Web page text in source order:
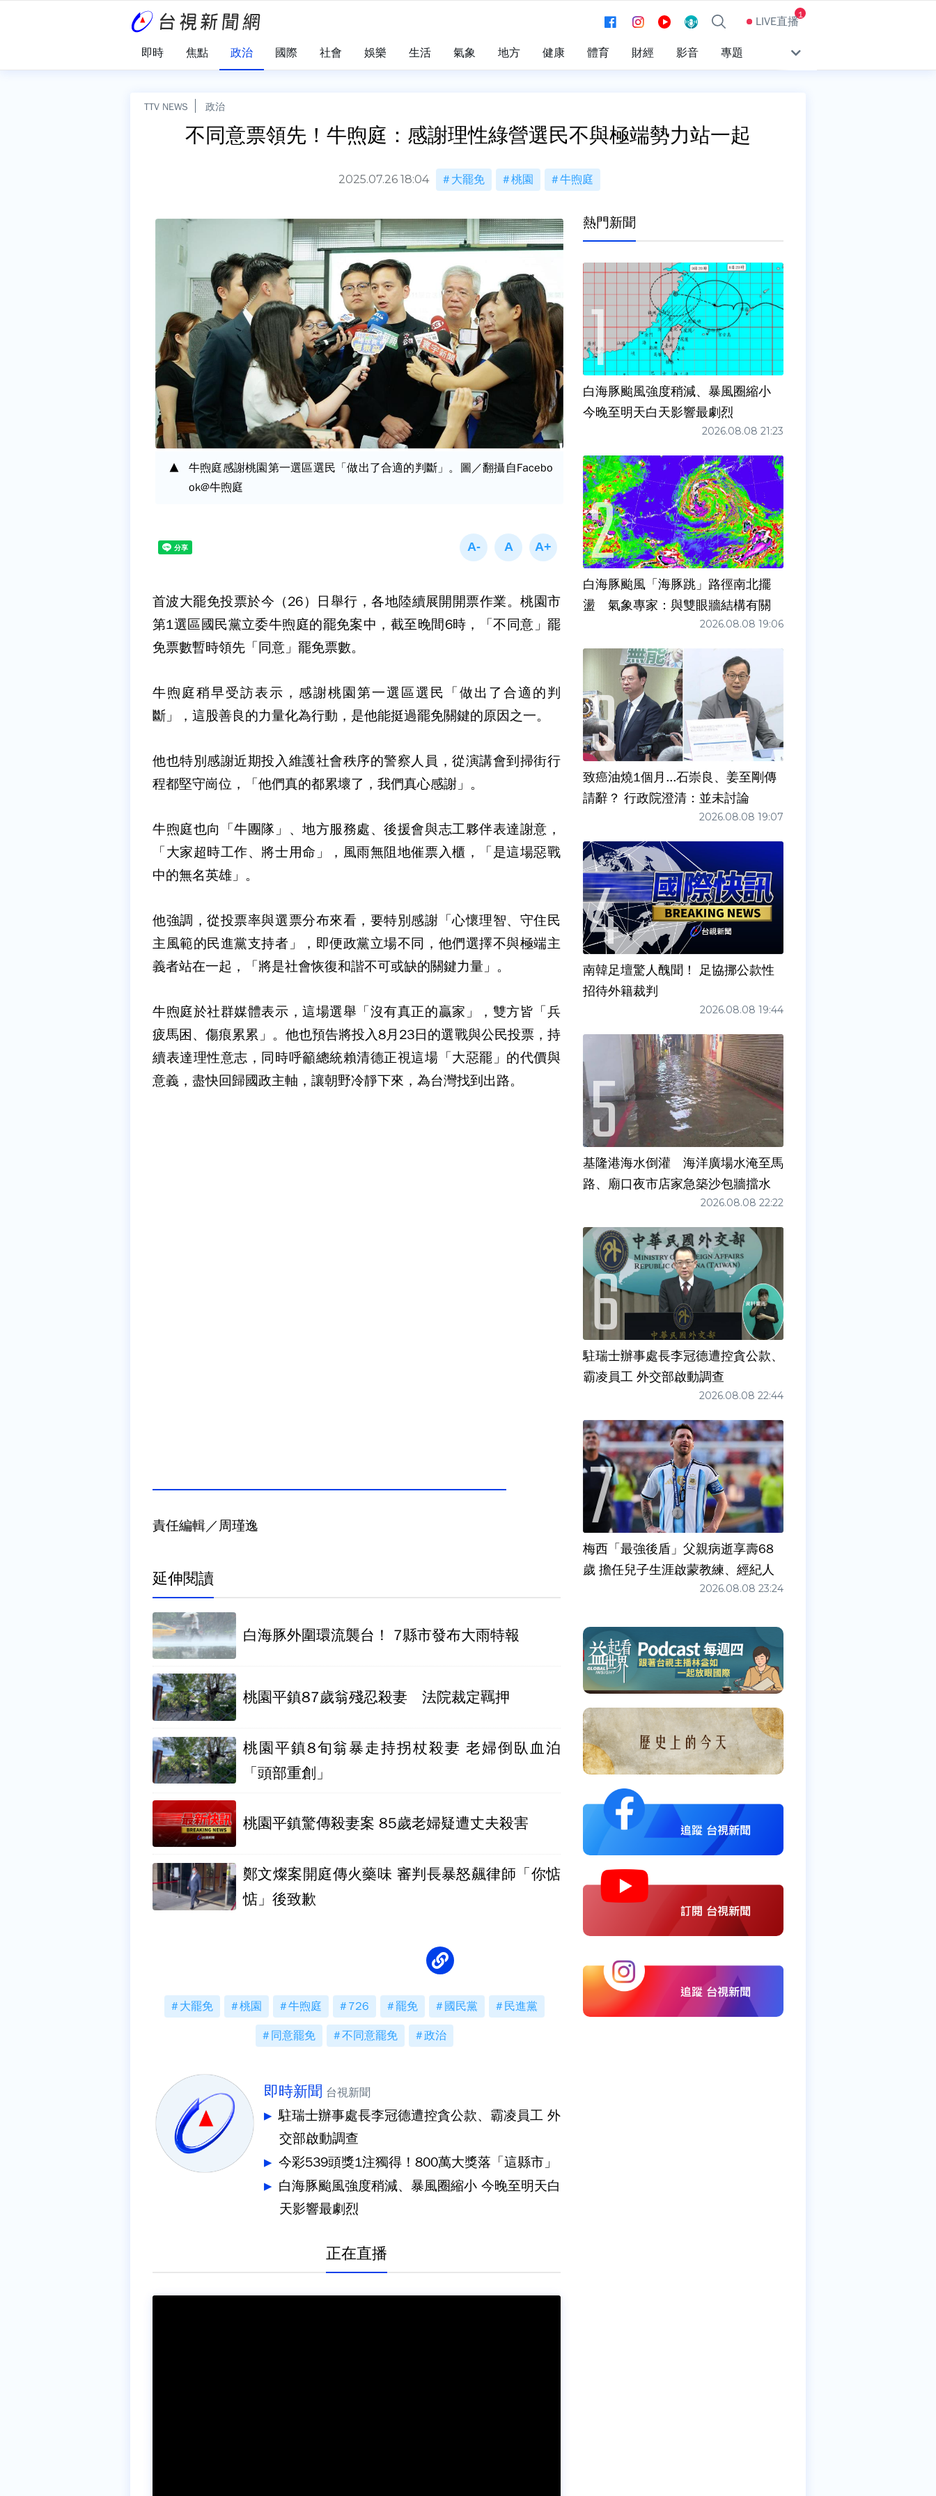
LIVE直播1
即時 焦點 政治 國際 社會 娛樂 生活 氣象 地方 健康 體育 財經 影音 專題
TTV NEWS 政治
不同意票領先！牛煦庭：感謝理性綠營選民不與極端勢力站一起
2025.07.26 18:04 大罷免 桃園 牛煦庭
牛煦庭感謝桃園第一選區選民「做出了合適的判斷」。圖／翻攝自Facebo
ok@牛煦庭
首波大罷免投票於今（26）日舉行，各地陸續展開開票作業。桃園市
第1選區國民黨立委牛煦庭的罷免案中，截至晚間6時，「不同意」罷
免票數暫時領先「同意」罷免票數。
牛煦庭稍早受訪表示，感謝桃園第一選區選民「做出了合適的判
斷」，這股善良的力量化為行動，是他能挺過罷免關鍵的原因之一。
他也特別感謝近期投入維護社會秩序的警察人員，從演講會到掃街行
程都堅守崗位，「他們真的都累壞了，我們真心感謝」。
牛煦庭也向「牛團隊」、地方服務處、後援會與志工夥伴表達謝意，
「大家超時工作、將士用命」，風雨無阻地催票入櫃，「是這場惡戰
中的無名英雄」。
他強調，從投票率與選票分布來看，要特別感謝「心懷理智、守住民
主風範的民進黨支持者」，即便政黨立場不同，他們選擇不與極端主
義者站在一起，「將是社會恢復和諧不可或缺的關鍵力量」。
牛煦庭於社群媒體表示，這場選舉「沒有真正的贏家」，雙方皆「兵
疲馬困、傷痕累累」。他也預告將投入8月23日的選戰與公民投票，持
續表達理性意志，同時呼籲總統賴清德正視這場「大惡罷」的代價與
意義，盡快回歸國政主軸，讓朝野冷靜下來，為台灣找到出路。
責任編輯／周瑾逸
延伸閱讀
白海豚外圍環流襲台！ 7縣市發布大雨特報
桃園平鎮87歲翁殘忍殺妻 法院裁定羈押
桃園平鎮8旬翁暴走持拐杖殺妻 老婦倒臥血泊
「頭部重創」
桃園平鎮驚傳殺妻案 85歲老婦疑遭丈夫殺害
鄭文燦案開庭傳火藥味 審判長暴怒飆律師「你惦
惦」後致歉
大罷免 桃園 牛煦庭 726 罷免 國民黨 民進黨
同意罷免 不同意罷免 政治
即時新聞 台視新聞
駐瑞士辦事處長李冠德遭控貪公款、霸凌員工 外
交部啟動調查
今彩539頭獎1注獨得！800萬大獎落「這縣市」
白海豚颱風強度稍減、暴風圈縮小 今晚至明天白
天影響最劇烈
正在直播
熱門新聞
白海豚颱風強度稍減、暴風圈縮小
今晚至明天白天影響最劇烈
2026.08.08 21:23
白海豚颱風「海豚跳」路徑南北擺
盪 氣象專家：與雙眼牆結構有關
2026.08.08 19:06
致癌油燒1個月...石崇良、姜至剛傳
請辭？ 行政院澄清：並未討論
2026.08.08 19:07
南韓足壇驚人醜聞！ 足協挪公款性
招待外籍裁判
2026.08.08 19:44
基隆港海水倒灌 海洋廣場水淹至馬
路、廟口夜市店家急築沙包牆擋水
2026.08.08 22:22
駐瑞士辦事處長李冠德遭控貪公款、
霸凌員工 外交部啟動調查
2026.08.08 22:44
梅西「最強後盾」父親病逝享壽68
歲 擔任兒子生涯啟蒙教練、經紀人
2026.08.08 23:24